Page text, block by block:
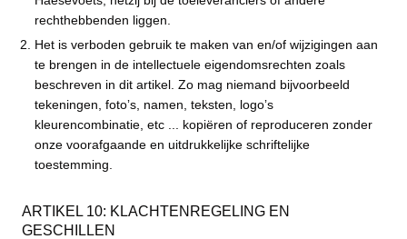
rechthebbenden liggen.
Het is verboden gebruik te maken van en/of wijzigingen aan
te brengen in de intellectuele eigendomsrechten zoals
beschreven in dit artikel. Zo mag niemand bijvoorbeeld
tekeningen, fotoʼs, namen, teksten, logoʼs
kleurencombinatie, etc ... kopiëren of reproduceren zonder
onze voorafgaande en uitdrukkelijke schriftelijke
toestemming.
ARTIKEL 10: KLACHTENREGELING EN
GESCHILLEN